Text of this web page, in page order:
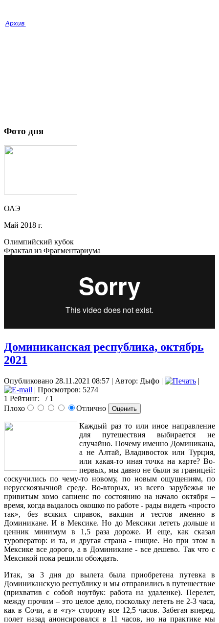
Архив
Фото дня
ОАЭ
Май 2018 г.
Олимпийский кубок
Фрактал из Фрагментариума
Доминиканская республика, октябрь
2021
Опубликовано 28.11.2021 08:57 | Автор: Дыфо |
|
| Просмотров: 5274
1 Рейтинг:
/ 1
Плохо
Отлично
Каждый раз то или иное направление
для путешествия выбирается не
случайно. Почему именно Доминикана,
а не Алтай, Владивосток или Турция,
или какая-то иная точка на карте? Во-
первых, мы давно не были за границей:
соскучились по чему-то новому, по новым ощущениям, по
нерусскоязычной среде. Во-вторых, из всего зарубежья не
привитым хомо сапиенс по состоянию на начало октября –
время, когда выдалось окошко по работе - рады видеть «просто
так», без всяких справок, вакцин и тестов именно в
Доминикане. И в Мексике. Но до Мексики лететь дольше и
ценник минимум в 1,5 раза дороже. И еще, как сказал
туроператор: и та, и другая страна - нищие. Но при этом в
Мексике все дорого, а в Доминикане - все дешево. Так что с
Мексикой пока решили обождать.
Итак, за 3 дня до вылета была приобретена путевка в
Доминиканскую республику и мы отправились в путешествие
(прихватив с собой ноутбук: работа на удаленке). Перелет,
между прочим – это целое дело, поскольку лететь не 2-3 часа,
как в Сочи, а в «ту» сторону все 12,5 часов. Забегая вперед,
полет назад анонсировался в 11 часов, но на практике мы